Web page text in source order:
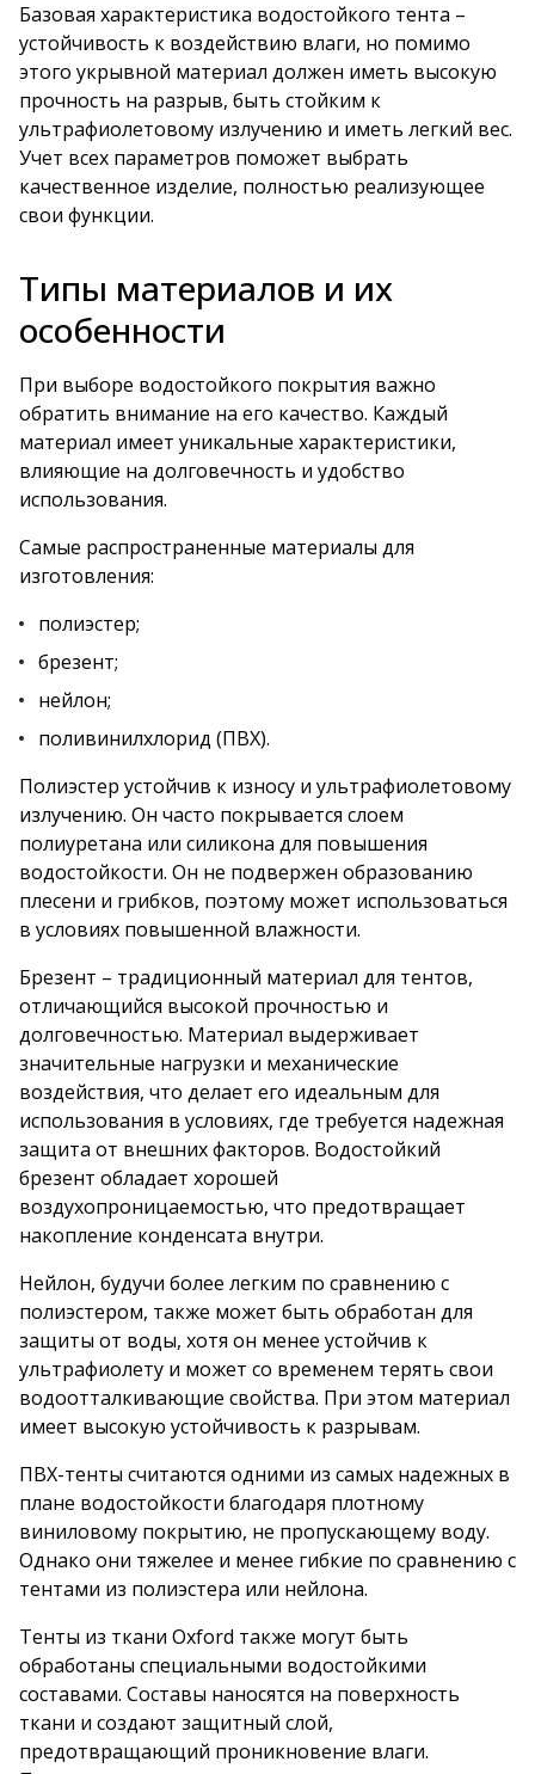
Базовая характеристика водостойкого тента –
устойчивость к воздействию влаги, но помимо
этого укрывной материал должен иметь высокую
прочность на разрыв, быть стойким к
ультрафиолетовому излучению и иметь легкий вес.
Учет всех параметров поможет выбрать
качественное изделие, полностью реализующее
свои функции.
Типы материалов и их
особенности
При выборе водостойкого покрытия важно
обратить внимание на его качество. Каждый
материал имеет уникальные характеристики,
влияющие на долговечность и удобство
использования.
Самые распространенные материалы для
изготовления:
полиэстер;
брезент;
нейлон;
поливинилхлорид (ПВХ).
Полиэстер устойчив к износу и ультрафиолетовому
излучению. Он часто покрывается слоем
полиуретана или силикона для повышения
водостойкости. Он не подвержен образованию
плесени и грибков, поэтому может использоваться
в условиях повышенной влажности.
Брезент – традиционный материал для тентов,
отличающийся высокой прочностью и
долговечностью. Материал выдерживает
значительные нагрузки и механические
воздействия, что делает его идеальным для
использования в условиях, где требуется надежная
защита от внешних факторов. Водостойкий
брезент обладает хорошей
воздухопроницаемостью, что предотвращает
накопление конденсата внутри.
Нейлон, будучи более легким по сравнению с
полиэстером, также может быть обработан для
защиты от воды, хотя он менее устойчив к
ультрафиолету и может со временем терять свои
водоотталкивающие свойства. При этом материал
имеет высокую устойчивость к разрывам.
ПВХ-тенты считаются одними из самых надежных в
плане водостойкости благодаря плотному
виниловому покрытию, не пропускающему воду.
Однако они тяжелее и менее гибкие по сравнению с
тентами из полиэстера или нейлона.
Тенты из ткани Oxford также могут быть
обработаны специальными водостойкими
составами. Составы наносятся на поверхность
ткани и создают защитный слой,
предотвращающий проникновение влаги.